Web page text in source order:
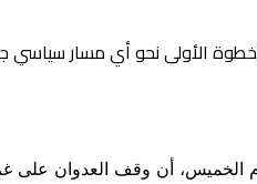
الخميس، أن وقف العدوان على